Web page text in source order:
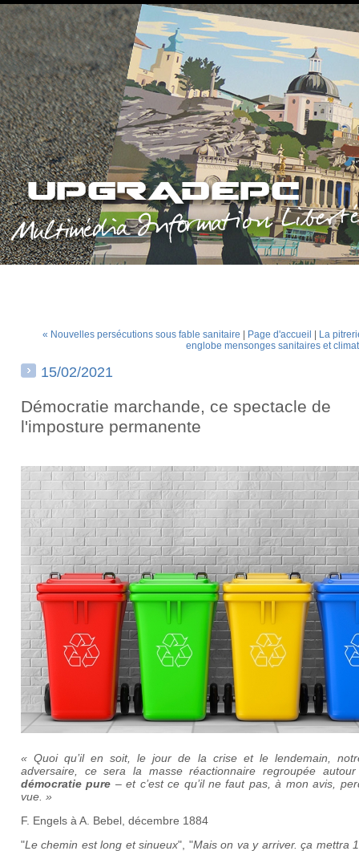
« Nouvelles persécutions sous fable sanitaire Page d'accueil
La
englobe mensonges sanitaires et
15/02/2021
Démocratie marchande, ce spectacle de
l'imposture permanente
« Quoi qu’il en soit, le jour de la crise et le lendemain,
adversaire, ce sera la masse réactionnaire regroupée
démocratie pure – et c’est ce qu’il ne faut pas, à mon avis,
vue. »
F. Engels à A. Bebel, décembre 1884
"Le chemin est long et sinueux", "Mais on va y arriver. ça mettra